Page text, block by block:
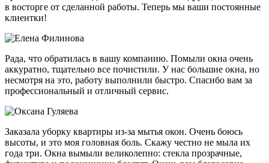
в восторге от сделанной работы. Теперь мы ваши постоянные
клиентки!
Рада, что обратилась в вашу компанию. Помыли окна очень
аккуратно, тщательно все почистили. У нас большие окна, но
несмотря на это, работу выполнили быстро. Спасибо вам за
профессиональный и отличный сервис.
Заказала уборку квартиры из-за мытья окон. Очень боюсь
высоты, и это моя головная боль. Скажу честно не мыла их
года три. Окна вымыли великолепно: стекла прозрачные,